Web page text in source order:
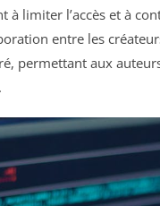
à limiter l’accès et à
entre les
permettant aux